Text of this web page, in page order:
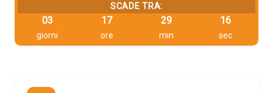
SCADE TRA:
03
giorni
17
ore
29
min
16
sec